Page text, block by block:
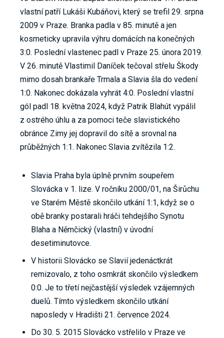
vlastní patří Lukáši Kubáňovi, který se trefil 29. srpna
2009 v Praze. Branka padla v 85. minutě a jen
kosmeticky upravila výhru domácích na konečných
3:0. Poslední vlastenec padl v Praze 25. února 2019.
V 26. minutě Vlastimil Daníček tečoval střelu Škody
mimo dosah brankaře Trmala a Slavia šla do vedení
1:0. Nakonec dokázala vyhrát 4:0. Poslední vlastní
gól padl 18. května 2024, když Patrik Blahút vypálil
z ostrého úhlu a za pomoci teče slavistického
obránce Zimy jej dopravil do sítě a srovnal na
průběžných 1:1. Nakonec Slavia zvítězila 1:2.
Slavia Praha byla úplně prvním soupeřem
Slovácka v 1. lize. V ročníku 2000/01, na Širůchu
ve Starém Městě skončilo utkání 1:1, když se o
obě branky postarali hráči tehdejšího Synotu
Blaha a Němčický (vlastní) v úvodní
desetiminutovce.
V historii Slovácko se Slavií jedenáctkrát
remizovalo, z toho osmkrát skončilo výsledkem
0:0. Je to třetí nejčastější výsledek vzájemných
duelů. Tímto výsledkem skončilo utkání
naposledy v Hradišti 21. července 2024.
Do 30. 5. 2015 Slovácko vstřelilo v Praze ve